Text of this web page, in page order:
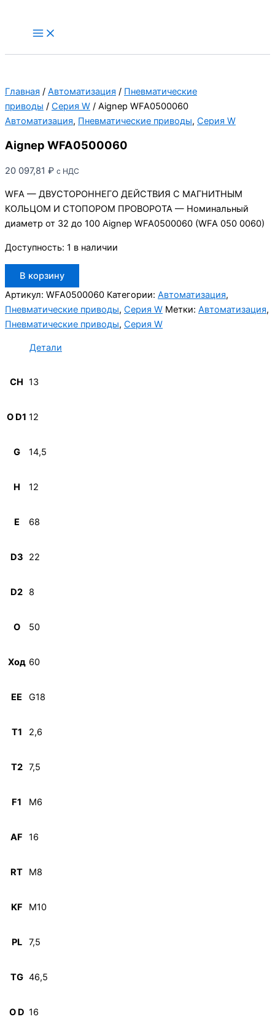
Main
Menu
Главная / Автоматизация / Пневматические
приводы / Серия W / Aignep WFA0500060
Автоматизация, Пневматические приводы, Серия W
Aignep WFA0500060
20 097,81 ₽ с НДС
WFA — ДВУСТОРОННЕГО ДЕЙСТВИЯ С МАГНИТНЫМ
КОЛЬЦОМ И СТОПОРОМ ПРОВОРОТА — Номинальный
диаметр от 32 до 100 Aignep WFA0500060 (WFA 050 0060)
Доступность: 1 в наличии
товара
Aignep
WFA0500060
В корзину
Артикул: WFA0500060 Категории: Автоматизация,
Пневматические приводы, Серия W Метки: Автоматизация,
Пневматические приводы, Серия W
Детали
CH 13
O D1 12
G 14,5
H 12
E 68
D3 22
D2 8
O 50
Ход 60
EE G18
T1 2,6
T2 7,5
F1 M6
AF 16
RT M8
KF M10
PL 7,5
TG 46,5
O D 16